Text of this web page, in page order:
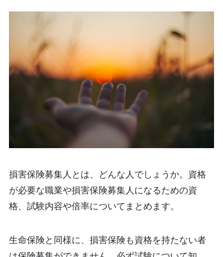
損害保険募集人とは、どんな人でしょうか。資格
が必要な職業や損害保険募集人になるための資
格、試験内容や倍率についてまとめます。
生命保険と同様に、損害保険も資格を持たない者